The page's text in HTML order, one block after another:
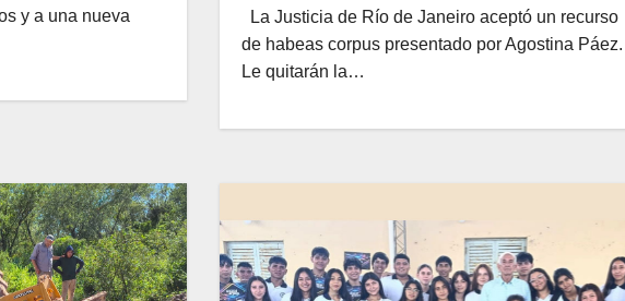
y a una nueva
La Justicia de Río de Janeiro aceptó un recurso
de habeas corpus presentado por Agostina Páez.
Le quitarán la…